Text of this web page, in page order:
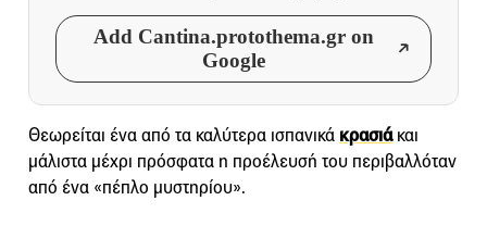
Add Cantina.protothema.gr on
Google
Θεωρείται ένα από τα καλύτερα ισπανικά κρασιάκαι
μάλιστα μέχρι πρόσφατα η προέλευσή του περιβαλλόταν
από ένα «πέπλο μυστηρίου».